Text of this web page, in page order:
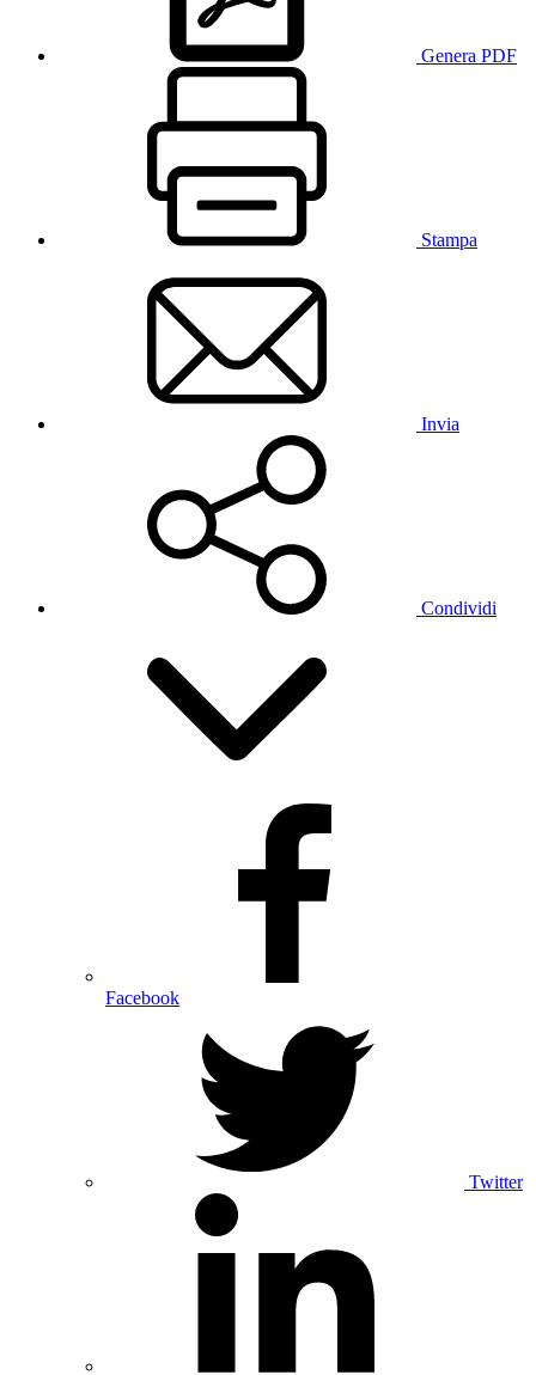
Genera PDF
Stampa
Invia
Condividi
Facebook
Twitter